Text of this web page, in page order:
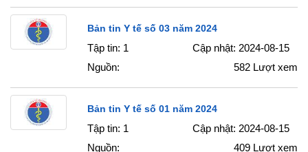
Bản tin Y tế số 03 năm 2024
Tập tin: 1
Cập nhật: 2024-08-15
Nguồn:
582 Lượt xem
Bản tin Y tế số 01 năm 2024
Tập tin: 1
Cập nhật: 2024-08-15
Nguồn:
409 Lượt xem